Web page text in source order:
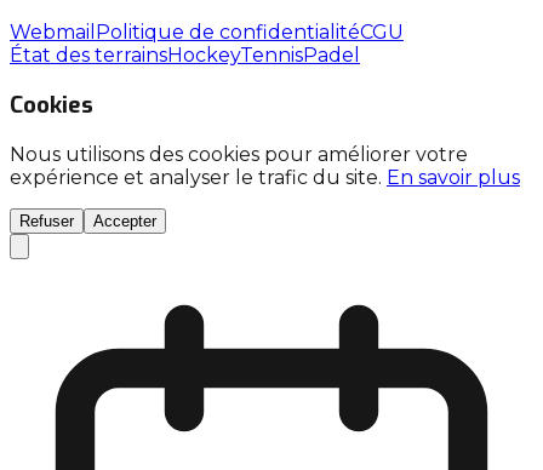
Webmail Politique de confidentialitéCGU
État des terrainsHockeyTennisPadel
Cookies
Nous utilisons des cookies pour améliorer votre
expérience et analyser le trafic du site. En savoir plus
Refuser Accepter